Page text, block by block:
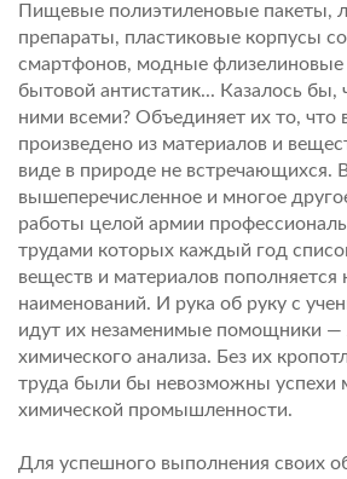
Пищевые полиэтиленовые пакеты,
препараты, пластиковые корпусы
смартфонов, модные флизелиновые
бытовой антистатик... Казалось
ними всеми? Объединяет их то, что
произведено из материалов и
виде в природе не встречающихся.
вышеперечисленное и многое
работы целой армии
трудами которых каждый год
веществ и материалов пополняется
наименований. И рука об руку с
идут их незаменимые помощники —
химического анализа. Без их
труда были бы невозможны успехи
химической промышленности.
Для успешного выполнения своих